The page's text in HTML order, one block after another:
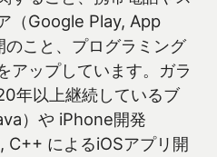
（Google Play, App
こと、プログラミング
アップしています。ガラ
年以上継続しているブ
）や iPhone開発
C++ によるiOSアプリ開